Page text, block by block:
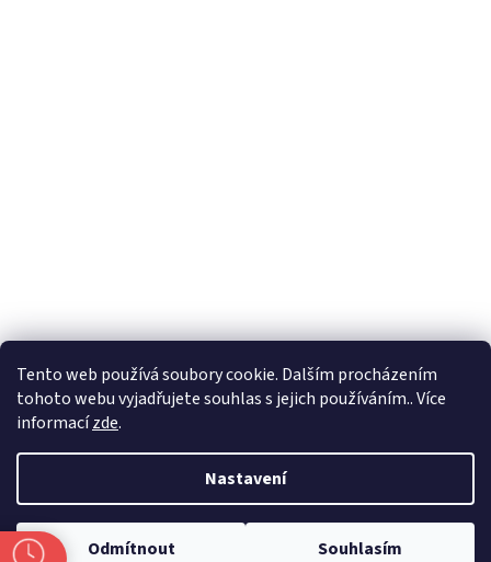
Tento web používá soubory cookie. Dalším procházením
tohoto webu vyjadřujete souhlas s jejich používáním.. Více
informacízde.
Nastavení
Odmítnout Souhlasím
Vytvořil Shoptet
Copyright 2026Zlatnictví Masaříkovi. Všechna práva vyhrazena.
Upravit nastavení cookies